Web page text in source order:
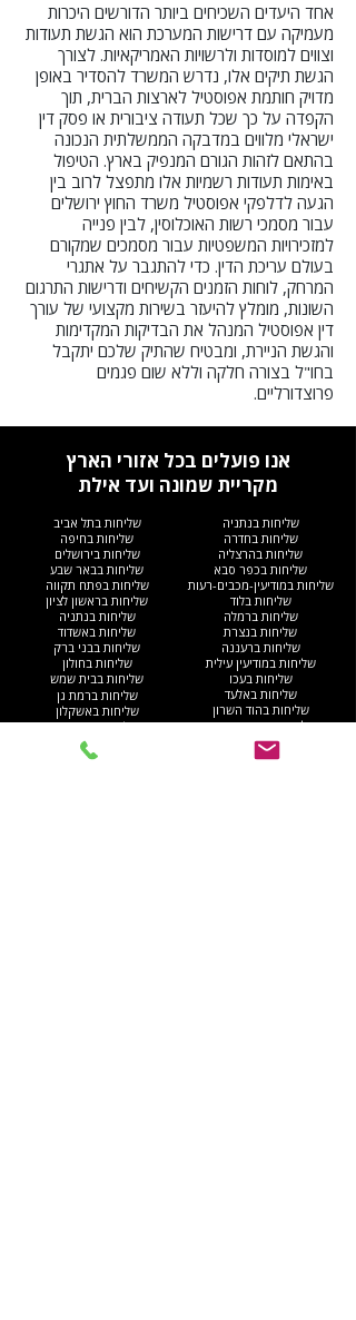
אחד היעדים השכיחים ביותר הדורשים היכרות
מעמיקה עם דרישות המערכת הוא הגשת תעודות
וצווים למוסדות ולרשויות האמריקאיות. לצורך
הגשת תיקים אלו, נדרש המשרד להסדיר באופן
מדויק חותמת אפוסטיל לארצות הברית, תוך
הקפדה על כך שכל תעודה ציבורית או פסק דין
ישראלי מלווים במדבקה הממשלתית הנכונה
בהתאם לזהות הגורם המנפיק בארץ. הטיפול
באימות תעודות רשמיות אלו מתפצל לרוב בין
הגעה לדלפקי אפוסטיל משרד החוץ ירושלים
עבור מסמכי רשות האוכלוסין, לבין פנייה
למזכירויות המשפטיות עבור מסמכים שמקורם
בעולם עריכת הדין. כדי להתגבר על אתגרי
המרחק, לוחות הזמנים הקשיחים ודרישות התרגום
השונות, מומלץ להיעזר בשירות מקצועי של עורך
דין אפוסטיל המנהל את הבדיקות המקדימות
והגשת הניירת, ומבטיח שהתיק שלכם יתקבל
בחו"ל בצורה חלקה וללא שום פגמים
פרוצדורליים.
אנו פועלים בכל אזורי הארץ
מקריית שמונה ועד אילת
שליחות בנתניה
שליחות בחדרה
שליחות בהרצליה
שליחות בכפר סבא
שליחות במודיעין-מכבים-רעות
שליחות בתל אביב
שליחות בחיפה
שליחות בירושלים
שליחות בבאר שבע
שליחות בפתח תקווה
שליחות בלוד
שליחות ברמלה
שליחות בנצרת
שליחות ברעננה
שליחות במודיעין עילית
שליחות בראשון לציון
שליחות בנתניה
שליחות באשדוד
שליחות בבני ברק
שליחות בחולון
שליחות בבית שמש
שליחות בעכו
שליחות באלעד
שליחות בהוד השרון
שליחות בקריית מוצקין
שליחות בחריש
שליחות בקריית ים​
שליחות ברמת גן
שליחות באשקלון
שליחות ברחובות
שליחות בבת ים
שליחות בקריית גת